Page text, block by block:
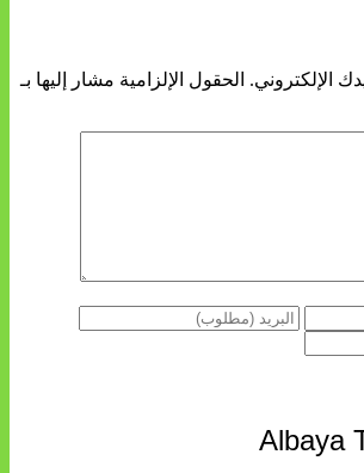
الإلكتروني. الحقول الإلزامية مشار إليها بـ